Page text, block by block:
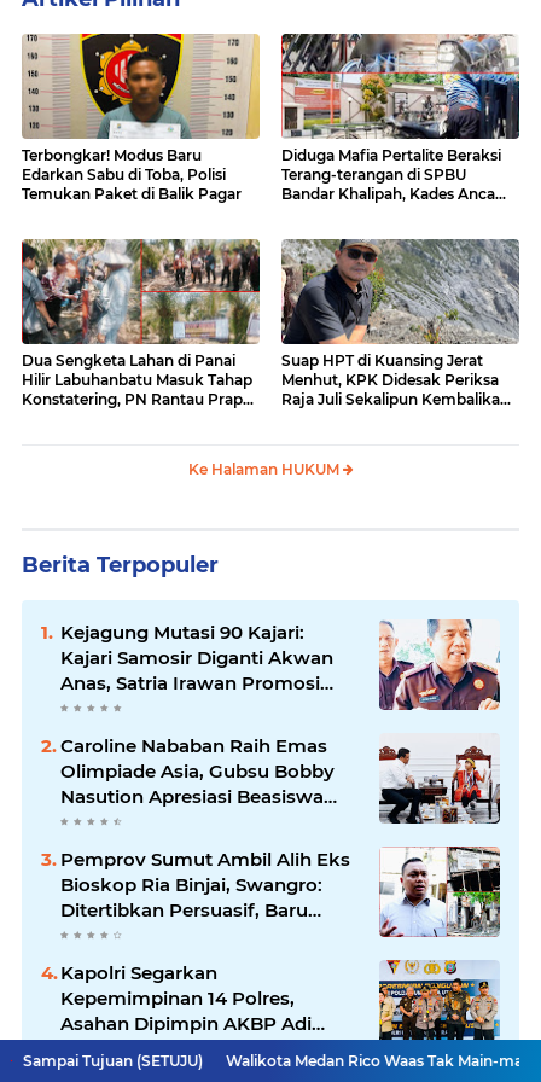
Terbongkar! Modus Baru
Edarkan Sabu di Toba, Polisi
Temukan Paket di Balik Pagar
Diduga Mafia Pertalite Beraksi
Terang-terangan di SPBU
Bandar Khalipah, Kades Ancam
Dua Sengketa Lahan di Panai
Hilir Labuhanbatu Masuk Tahap
Konstatering, PN Rantau Prapat
Suap HPT di Kuansing Jerat
Menhut, KPK Didesak Periksa
Raja Juli Sekalipun Kembalikan
Ke Halaman HUKUM
Berita Terpopuler
Kejagung Mutasi 90 Kajari:
Kajari Samosir Diganti Akwan
Anas, Satria Irawan Promosi
Kemana?
Caroline Nababan Raih Emas
Olimpiade Asia, Gubsu Bobby
Nasution Apresiasi Beasiswa
dan Bimbel
Pemprov Sumut Ambil Alih Eks
Bioskop Ria Binjai, Swangro:
Ditertibkan Persuasif, Baru
Kelola dengan Baik
Kapolri Segarkan
Kepemimpinan 14 Polres,
Asahan Dipimpin AKBP Adi
Dharma Pramudhita
(SETUJU) Walikota Medan Rico Waas Tak Main-main, Lurah Aur